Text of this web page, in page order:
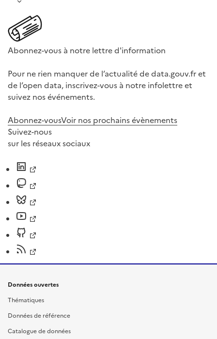
Abonnez-vous à notre lettre d'information
Pour ne rien manquer de l’actualité de data.gouv.fr et
de l’open data, inscrivez-vous à notre infolettre et
suivez nos événements.
Abonnez-vousVoir nos prochains évènements
Suivez-nous
sur les réseaux sociaux
Données ouvertes
Thématiques
Données de référence
Catalogue de données